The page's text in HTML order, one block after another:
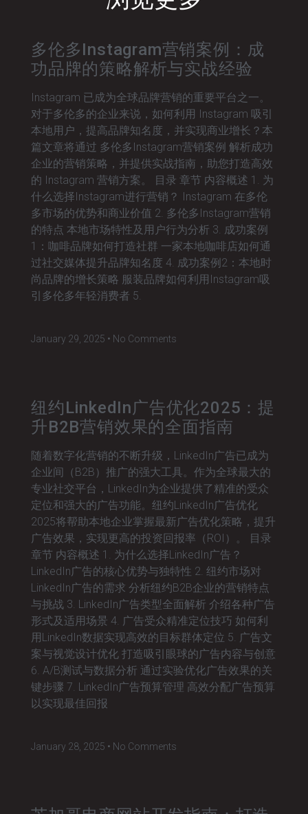
多伦多Instagram营销案例：成
功品牌的策略解析与实战经验
Instagram 已成为全球品牌营销的重要平台之一。
对于多伦多的企业来说，如何利用 Instagram 吸引
本地用户，提高品牌知名度，并实现商业增长？本
篇文章将通过 多伦多Instagram营销案例 解析成功
企业的营销策略，并提供实战指南，助您打造高效
的 Instagram 营销方案。 目录 章节 内容概述 1. 为
什么选择Instagram进行营销？ Instagram 在多伦
多市场的优势和商业价值 2. 多伦多Instagram营销
的特点 本地市场特性及用户行为分析 3. 成功案例
1：咖啡品牌如何打造社群 一家本地咖啡店如何通
过社交媒体提升品牌知名度 4. 成功案例2：本地时
尚品牌的增长策略 服装品牌如何利用Instagram吸
引多伦多年轻消费者 5.
January 29, 2025 No Comments
纽约LinkedIn广告优化2025：提
升B2B营销效果的全面指南
随着数字化营销的不断升级，LinkedIn广告已成为
企业间（B2B）推广的强大工具。作为全球最大的
专业社交平台，LinkedIn为企业提供了精准的受众
定位和强大的广告功能。纽约LinkedIn广告优化
2025将帮助本地企业掌握最新广告优化策略，提升
广告效果，实现更高的投资回报率（ROI）。 目录
章节 内容概述 1. 为什么选择LinkedIn广告？
LinkedIn广告的核心优势与独特性 2. 纽约市场对
LinkedIn广告的需求 分析纽约B2B企业的营销特点
与挑战 3. LinkedIn广告类型全面解析 介绍各种广告
形式及适用场景 4. 广告受众精准定位技巧 如何利
用LinkedIn数据实现高效的目标群体定位 5. 广告文
案与视觉设计优化 打造吸引眼球的广告内容与创意
6. A/B测试与数据分析 通过实验优化广告效果的关
键步骤 7. LinkedIn广告预算管理 高效分配广告预算
以实现最佳回报
January 28, 2025 No Comments